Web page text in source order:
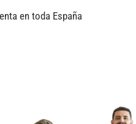
en toda España